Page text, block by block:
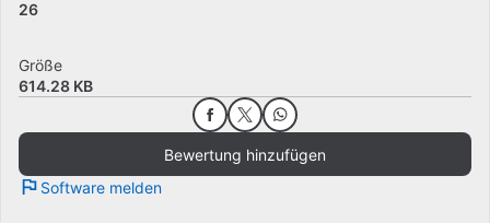
26
Größe
614.28 KB
Bewertung hinzufügen
Software melden